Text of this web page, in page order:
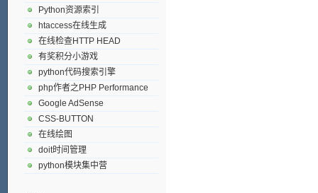
Python资源索引
htaccess在线生成
在线检查HTTP HEAD
有奖积分小游戏
python代码搜索引擎
php作者之PHP Performance
Google AdSense
CSS-BUTTON
在线绘图
doit时间管理
python模块集中营